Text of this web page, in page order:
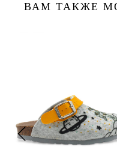
ВАМ ТАКЖЕ